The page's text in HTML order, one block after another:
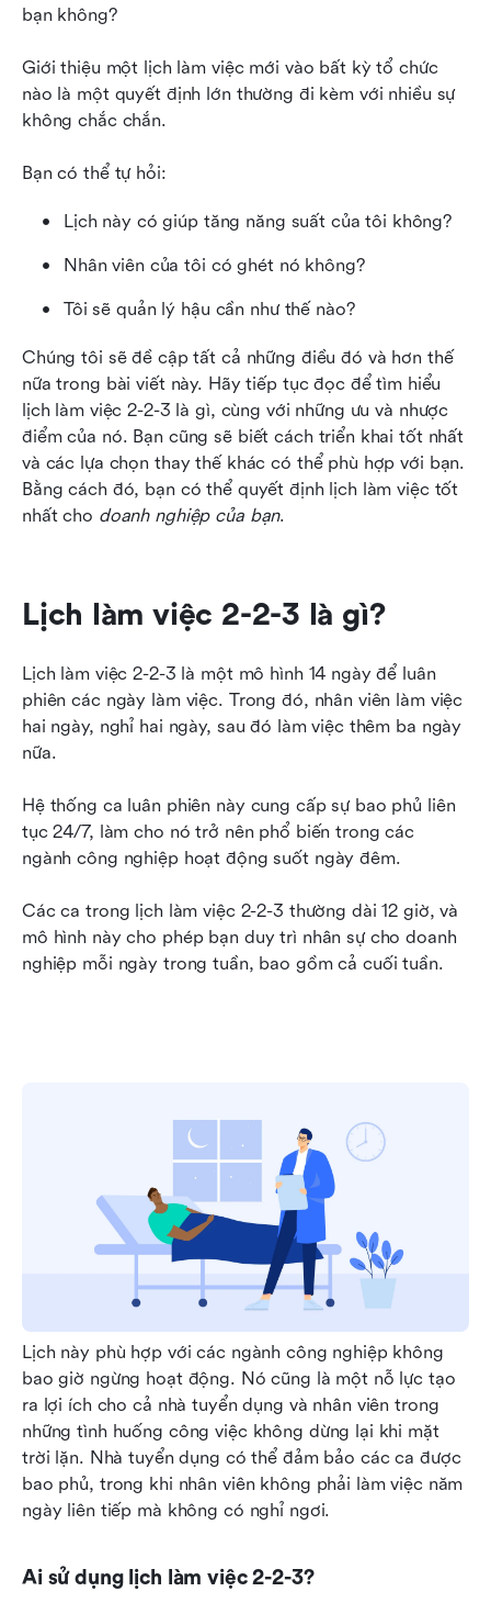
bạn không?
Giới thiệu một lịch làm việc mới vào bất kỳ tổ chức
nào là một quyết định lớn thường đi kèm với nhiều sự
không chắc chắn.
Bạn có thể tự hỏi:
Lịch này có giúp tăng năng suất của tôi không?
Nhân viên của tôi có ghét nó không?
Tôi sẽ quản lý hậu cần như thế nào?
Chúng tôi sẽ đề cập tất cả những điều đó và hơn thế
nữa trong bài viết này. Hãy tiếp tục đọc để tìm hiểu
lịch làm việc 2-2-3 là gì, cùng với những ưu và nhược
điểm của nó. Bạn cũng sẽ biết cách triển khai tốt nhất
và các lựa chọn thay thế khác có thể phù hợp với bạn.
Bằng cách đó, bạn có thể quyết định lịch làm việc tốt
nhất cho doanh nghiệp của bạn.
Lịch làm việc 2-2-3 là gì?
Lịch làm việc 2-2-3 là một mô hình 14 ngày để luân
phiên các ngày làm việc. Trong đó, nhân viên làm việc
hai ngày, nghỉ hai ngày, sau đó làm việc thêm ba ngày
nữa.
Hệ thống ca luân phiên này cung cấp sự bao phủ liên
tục 24/7, làm cho nó trở nên phổ biến trong các
ngành công nghiệp hoạt động suốt ngày đêm.
Các ca trong lịch làm việc 2-2-3 thường dài 12 giờ, và
mô hình này cho phép bạn duy trì nhân sự cho doanh
nghiệp mỗi ngày trong tuần, bao gồm cả cuối tuần.
Lịch này phù hợp với các ngành công nghiệp không
bao giờ ngừng hoạt động. Nó cũng là một nỗ lực tạo
ra lợi ích cho cả nhà tuyển dụng và nhân viên trong
những tình huống công việc không dừng lại khi mặt
trời lặn. Nhà tuyển dụng có thể đảm bảo các ca được
bao phủ, trong khi nhân viên không phải làm việc năm
ngày liên tiếp mà không có nghỉ ngơi.
Ai sử dụng lịch làm việc 2-2-3?
Lark giúp lên lịch và còn nhiều hơn thế nữa